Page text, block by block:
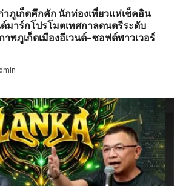
าภูเก็ตคึกคัก นักท่องเที่ยวแห่เช็คอิน
มาร์กโปรโมตเทศกาลดนตรีระดับ
พภูเก็ตเมืองอีเวนต์–ซอฟต์พาวเวอร์